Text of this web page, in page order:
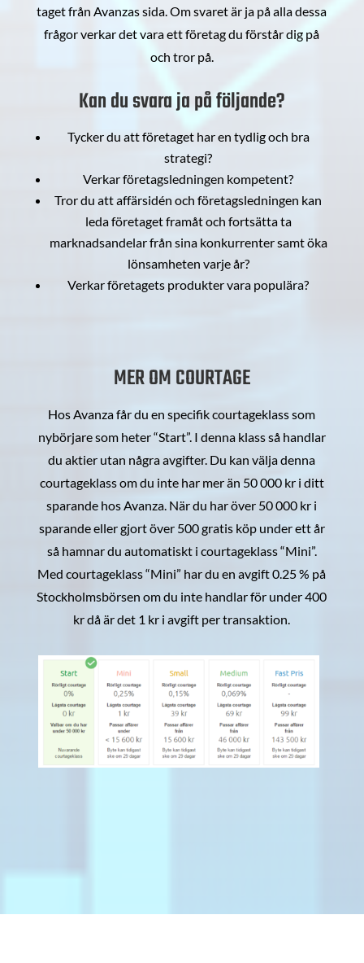
taget från Avanzas sida. Om svaret är ja på alla dessa
frågor verkar det vara ett företag du förstår dig på
och tror på.
Kan du svara ja på följande?
Tycker du att företaget har en tydlig och bra
strategi?
Verkar företagsledningen kompetent?
Tror du att affärsidén och företagsledningen kan
leda företaget framåt och fortsätta ta
marknadsandelar från sina konkurrenter samt öka
lönsamheten varje år?
Verkar företagets produkter vara populära?
MER OM COURTAGE
Hos Avanza får du en specifik courtageklass som
nybörjare som heter “Start”. I denna klass så handlar
du aktier utan några avgifter. Du kan välja denna
courtageklass om du inte har mer än 50 000 kr i ditt
sparande hos Avanza. När du har över 50 000 kr i
sparande eller gjort över 500 gratis köp under ett år
så hamnar du automatiskt i courtageklass “Mini”.
Med courtageklass “Mini” har du en avgift 0.25 % på
Stockholmsbörsen om du inte handlar för under 400
kr då är det 1 kr i avgift per transaktion.